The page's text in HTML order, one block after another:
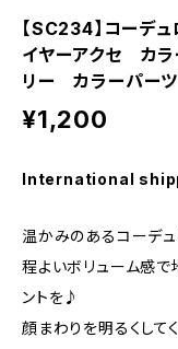
【SC234】コーデ
イヤーアクセ カ
リー カラーパーツ
¥1,200
International
温かみのあるコーデュ
程よいボリューム感で
ントを♪
顔まわりを明るくして